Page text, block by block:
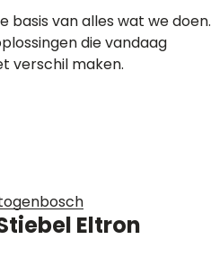
basis van alles wat we doen.
die vandaag
verschil maken.
Eltron